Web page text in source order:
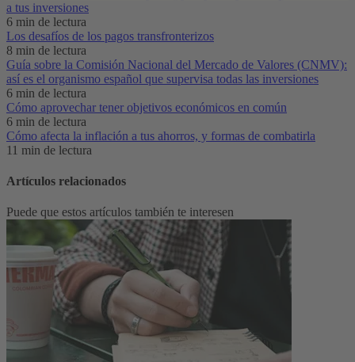
a tus inversiones
6 min de lectura
Los desafíos de los pagos transfronterizos
8 min de lectura
Guía sobre la Comisión Nacional del Mercado de Valores (CNMV):
así es el organismo español que supervisa todas las inversiones
6 min de lectura
Cómo aprovechar tener objetivos económicos en común
6 min de lectura
Cómo afecta la inflación a tus ahorros, y formas de combatirla
11 min de lectura
Artículos relacionados
Puede que estos artículos también te interesen